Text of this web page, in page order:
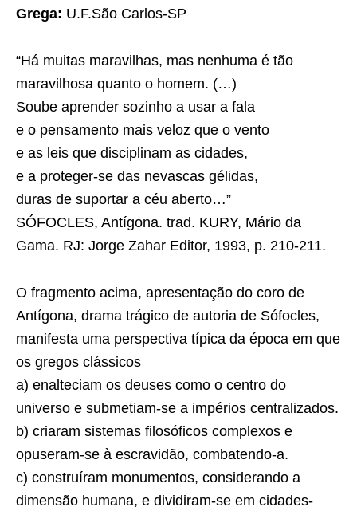
Grega: U.F.São Carlos-SP
“Há muitas maravilhas, mas nenhuma é tão
maravilhosa quanto o homem. (…)
Soube aprender sozinho a usar a fala
e o pensamento mais veloz que o vento
e as leis que disciplinam as cidades,
e a proteger-se das nevascas gélidas,
duras de suportar a céu aberto…”
SÓFOCLES, Antígona. trad. KURY, Mário da
Gama. RJ: Jorge Zahar Editor, 1993, p. 210-211.
O fragmento acima, apresentação do coro de
Antígona, drama trágico de autoria de Sófocles,
manifesta uma perspectiva típica da época em que
os gregos clássicos
a) enalteciam os deuses como o centro do
universo e submetiam-se a impérios centralizados.
b) criaram sistemas filosóficos complexos e
opuseram-se à escravidão, combatendo-a.
c) construíram monumentos, considerando a
dimensão humana, e dividiram-se em cidades-